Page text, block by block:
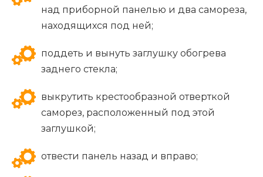
над приборной панелью и два самореза,
находящихся под ней;
поддеть и вынуть заглушку обогрева
заднего стекла;
выкрутить крестообразной отверткой
саморез, расположенный под этой
заглушкой;
отвести панель назад и вправо;